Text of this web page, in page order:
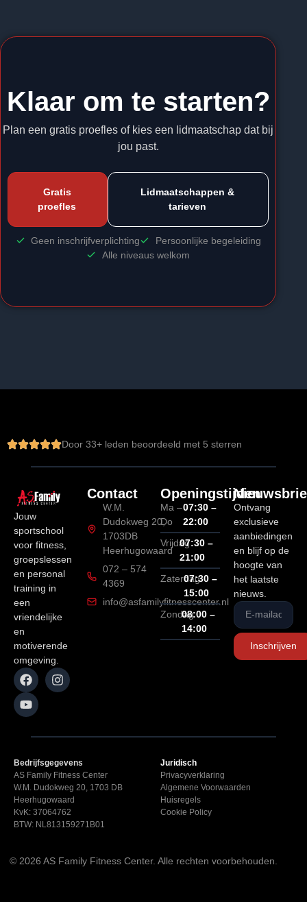
Klaar om te starten?
Plan een gratis proefles of kies een lidmaatschap dat bij
jou past.
Gratis
proefles
Lidmaatschappen &
tarieven
Geen inschrijfverplichting
Persoonlijke begeleiding
Alle niveaus welkom
Door 33+ leden beoordeeld met 5 sterren
Jouw
sportschool
voor fitness,
groepslessen
en personal
training in
een
vriendelijke
en
motiverende
omgeving.
Contact
W.M.
Dudokweg 20,
1703DB
Heerhugowaard
072 – 574
4369
info@asfamilyfitnesscenter.nl
Openingstijden
Ma –
Do
07:30 –
22:00
Vrijdag07:30 –
21:00
Zaterdag07:30 –
15:00
Zondag08:00 –
14:00
Ontvang
exclusieve
aanbiedingen
en blijf op de
hoogte van
het laatste
nieuws.
Inschrijven
Bedrijfsgegevens
AS Family Fitness Center
W.M. Dudokweg 20, 1703 DB
Heerhugowaard
KvK: 37064762
BTW: NL813159271B01
Juridisch
Privacyverklaring
Algemene Voorwaarden
Huisregels
Cookie Policy
© 2026 AS Family Fitness Center. Alle rechten voorbehouden.